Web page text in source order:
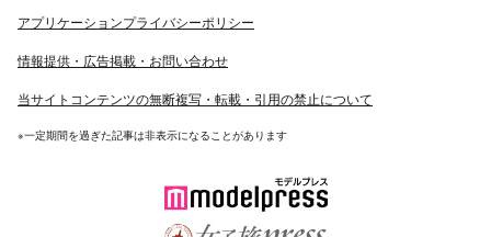
アプリケーションプライバシーポリシー
情報提供・広告掲載・お問い合わせ
当サイトコンテンツの無断複写・転載・引用の禁止について
※一定期間を過ぎた記事は非表示になることがあります